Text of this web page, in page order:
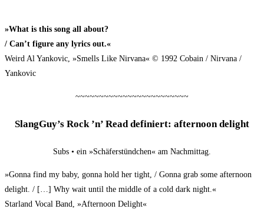
»What is this song all about?
/ Can’t figu­re any lyrics out.«
Weird Al Yan­ko­vic, »Smells Like Nir­va­na« © 1992 Cobain / Nir­va­na /
Yankovic
~~~~~~~~~~~~~~~~~~~~~~~~
SlangGuy’s Rock ’n’ Read defi­niert: after­noon delight
Subs • ein »Schä­fer­stünd­chen« am Nachmittag.
»Gon­na find my baby, gon­na hold her tight, / Gon­na grab some after­noon
delight. / […] Why wait until the midd­le of a cold dark night.«
Star­land Vocal Band, »After­noon Delight«